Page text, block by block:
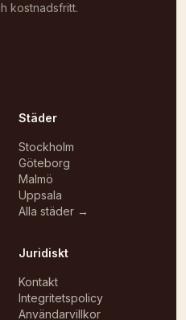
kostnadsfritt.
Städer
Stockholm
Göteborg
Malmö
Uppsala
Alla städer →
Juridiskt
Kontakt
Integritetspolicy
Användarvillkor